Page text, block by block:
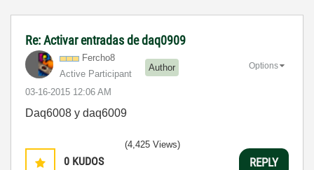
Re: Activar entradas de daq0909
Fercho8
Active Participant
Author
‎03-16-2015 12:06 AM
Options
Daq6008 y daq6009
0 KUDOS
(4,425 Views)
REPLY